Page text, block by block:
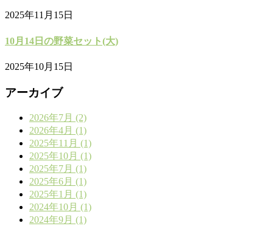
2025年11月15日
10月14日の野菜セット(大)
2025年10月15日
アーカイブ
2026年7月 (2)
2026年4月 (1)
2025年11月 (1)
2025年10月 (1)
2025年7月 (1)
2025年6月 (1)
2025年1月 (1)
2024年10月 (1)
2024年9月 (1)